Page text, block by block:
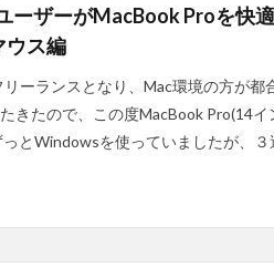
ーザーがMacBook Proを快
ウス編
ーランスとなり、Mac環境の方が都
きたので、この度MacBook Pro(14イ
っとWindowsを使っていましたが、３